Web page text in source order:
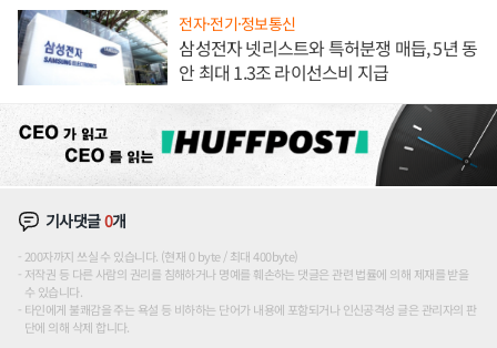
전자·전기·정보통신
삼성전자 넷리스트와 특허분쟁 매듭, 5년 동
안 최대 1.3조 라이선스비 지급
기사댓글0개
200자까지 쓰실 수 있습니다. (현재 0 byte / 최대 400byte)
저작권 등 다른 사람의 권리를 침해하거나 명예를 훼손하는 댓글은 관련 법률에 의해 제재를 받을
수 있습니다.
타인에게 불쾌감을 주는 욕설 등 비하하는 단어가 내용에 포함되거나 인신공격성 글은 관리자의 판
단에 의해 삭제 합니다.